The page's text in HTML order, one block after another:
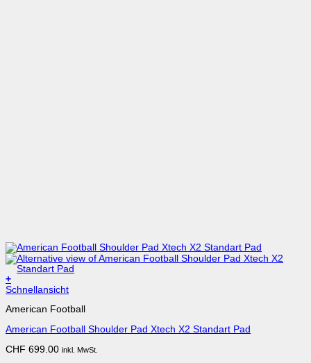
+
Dieses
weist
Varianten
Die
Schnellansicht
American Football
American Football Shoulder Pad Xtech X2 Standart Pad
CHF 699.00 inkl. MwSt.